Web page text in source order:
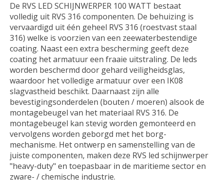
De RVS LED SCHIJNWERPER 100 WATT bestaat
volledig uit RVS 316 componenten. De behuizing is
vervaardigd uit één geheel RVS 316 (roestvast staal
316) welke is voorzien van een zeewaterbestendige
coating. Naast een extra bescherming geeft deze
coating het armatuur een fraaie uitstraling. De leds
worden beschermd door gehard veiligheidsglas,
waardoor het volledige armatuur over een IK08
slagvastheid beschikt. Daarnaast zijn alle
bevestigingsonderdelen (bouten / moeren) alsook de
montagebeugel van het materiaal RVS 316. De
montagebeugel kan stevig worden gemonteerd en
vervolgens worden geborgd met het borg-
mechanisme. Het ontwerp en samenstelling van de
juiste componenten, maken deze RVS led schijnwerper
"heavy-duty" en toepasbaar in de maritieme sector en
zware- / chemische industrie.